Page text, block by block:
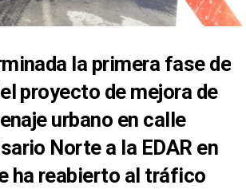
la primera fase de
proyecto de mejora de
urbano en calle
Norte a la EDAR en
ha reabierto al tráfico